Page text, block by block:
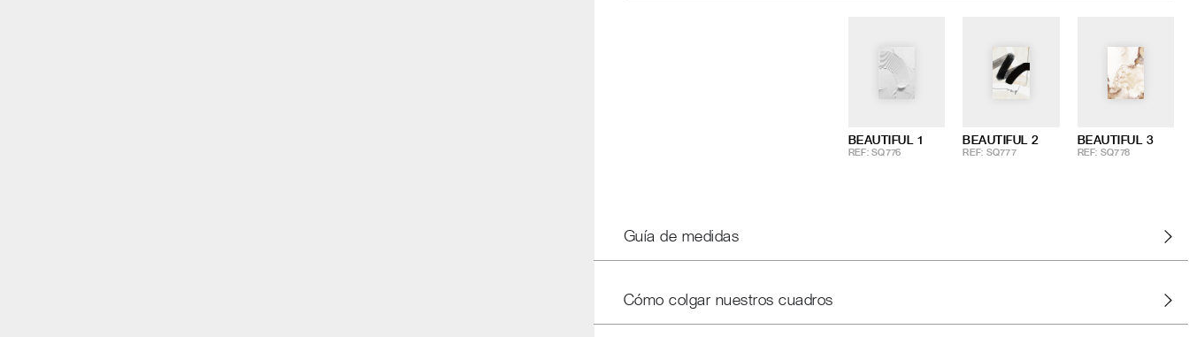
BEAUTIFUL 1
REF: SQ776
BEAUTIFUL 2
REF: SQ777
BEAUTIFUL 3
REF: SQ778
Guía de medidas
Cómo colgar nuestros cuadros